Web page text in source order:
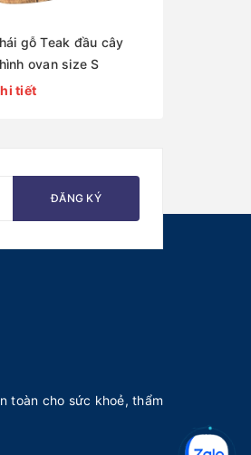
gỗ Teak đầu cây
ovan size S
tiết
ĐĂNG KÝ
toàn cho sức khoẻ, thẩm